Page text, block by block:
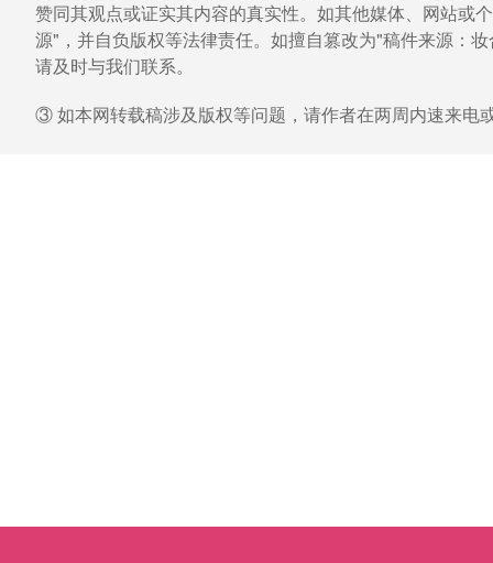
赞同其观点或证实其内容的真实性。如其他媒体、网站或
源"，并自负版权等法律责任。如擅自篡改为"稿件来源：
请及时与我们联系。
③ 如本网转载稿涉及版权等问题，请作者在两周内速来电